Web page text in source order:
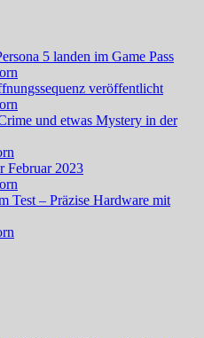
5 landen im Game Pass
veröffentlicht
und etwas Mystery in der
Februar 2023
Test – Präzise Hardware mit